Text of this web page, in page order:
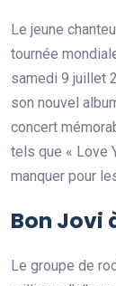
Le jeune
tournée
samedi 9 juillet
son nouvel
concert
tels que « Love
manquer pour
Bon Jovi
Le groupe de